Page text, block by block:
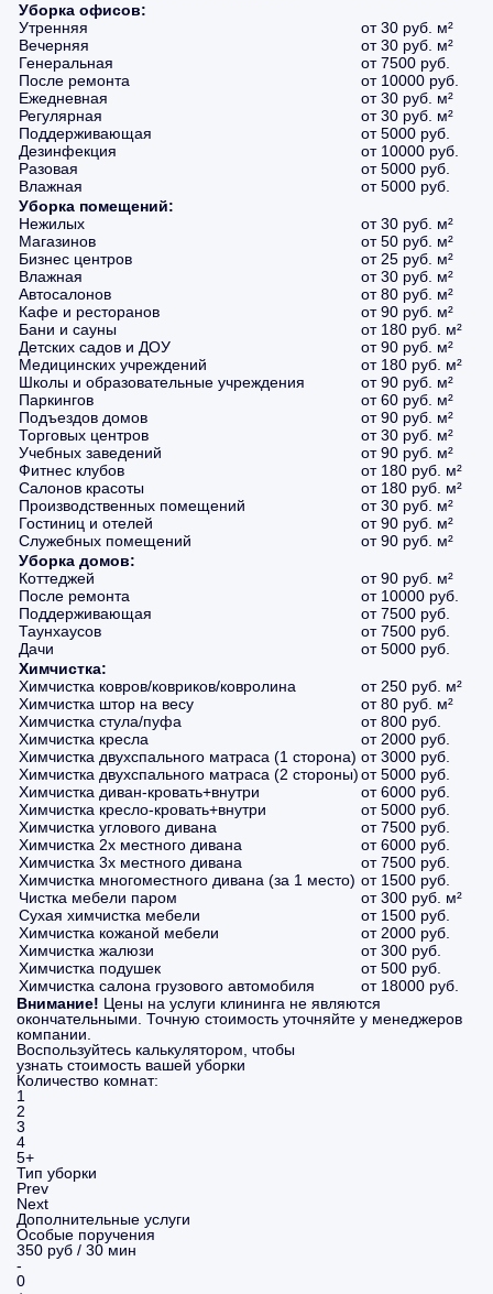
Уборка офисов:
Утренняя
от 30 руб. м²
Вечерняя
от 30 руб. м²
Генеральная
от 7500 руб.
После ремонта
от 10000 руб.
Ежедневная
от 30 руб. м²
Регулярная
от 30 руб. м²
Поддерживающая
от 5000 руб.
Дезинфекция
от 10000 руб.
Разовая
от 5000 руб.
Влажная
от 5000 руб.
Уборка помещений:
Нежилых
от 30 руб. м²
Магазинов
от 50 руб. м²
Бизнес центров
от 25 руб. м²
Влажная
от 30 руб. м²
Автосалонов
от 80 руб. м²
Кафе и ресторанов
от 90 руб. м²
Бани и сауны
от 180 руб. м²
Детских садов и ДОУ
от 90 руб. м²
Медицинских учреждений
от 180 руб. м²
Школы и образовательные учреждения
от 90 руб. м²
Паркингов
от 60 руб. м²
Подъездов домов
от 90 руб. м²
Торговых центров
от 30 руб. м²
Учебных заведений
от 90 руб. м²
Фитнес клубов
от 180 руб. м²
Салонов красоты
от 180 руб. м²
Производственных помещений
от 30 руб. м²
Гостиниц и отелей
от 90 руб. м²
Служебных помещений
от 90 руб. м²
Уборка домов:
Коттеджей
от 90 руб. м²
После ремонта
от 10000 руб.
Поддерживающая
от 7500 руб.
Таунхаусов
от 7500 руб.
Дачи
от 5000 руб.
Химчистка:
Химчистка ковров/ковриков/ковролина
от 250 руб. м²
Химчистка штор на весу
от 80 руб. м²
Химчистка стула/пуфа
от 800 руб.
Химчистка кресла
от 2000 руб.
Химчистка двухспального матраса (1 сторона) от 3000 руб.
Химчистка двухспального матраса (2 стороны)от 5000 руб.
Химчистка диван-кровать+внутри
от 6000 руб.
Химчистка кресло-кровать+внутри
от 5000 руб.
Химчистка углового дивана
от 7500 руб.
Химчистка 2х местного дивана
от 6000 руб.
Химчистка 3х местного дивана
от 7500 руб.
Химчистка многоместного дивана (за 1 место) от 1500 руб.
Чистка мебели паром
от 300 руб. м²
Сухая химчистка мебели
от 1500 руб.
Химчистка кожаной мебели
от 2000 руб.
Химчистка жалюзи
от 300 руб.
Химчистка подушек
от 500 руб.
Химчистка салона грузового автомобиля
от 18000 руб.
Внимание! Цены на услуги клининга не являются
окончательными. Точную стоимость уточняйте у менеджеров
компании.
Воспользуйтесь калькулятором, чтобы
узнать стоимость вашей уборки
Количество комнат:
1
2
3
4
5+
Тип уборки
Prev
Next
Дополнительные услуги
Особые поручения
350 руб / 30 мин
-
0